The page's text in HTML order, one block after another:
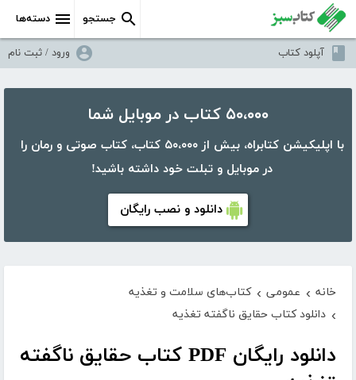
دسته‌ها جستجو
آپلود کتاب ورود / ثبت نام
۵۰،۰۰۰ کتاب در موبایل شما
با اپلیکیشن کتابراه، بیش از ۵۰،۰۰۰ کتاب، کتاب صوتی و رمان را
در موبایل و تبلت خود داشته باشید!
دانلود و نصب رایگان
خانه › عمومی › کتاب‌های سلامت و تغذیه
› دانلود کتاب حقایق ناگفته تغذیه
دانلود رایگان PDF کتاب حقایق ناگفته